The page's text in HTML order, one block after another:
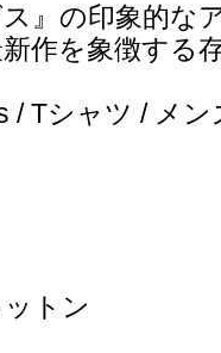
ス』の印象的な
作を象徴する
/ Tシャツ / メ
トン